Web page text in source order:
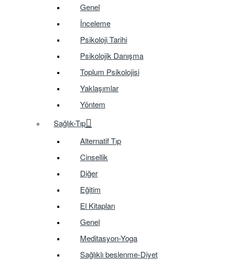
Genel
İnceleme
Psikoloji Tarihi
Psikolojik Danışma
Toplum Psikolojisi
Yaklaşımlar
Yöntem
Sağlık-Tıp
Alternatif Tıp
Cinsellik
Diğer
Eğitim
El Kitapları
Genel
Meditasyon-Yoga
Sağlıklı beslenme-Diyet